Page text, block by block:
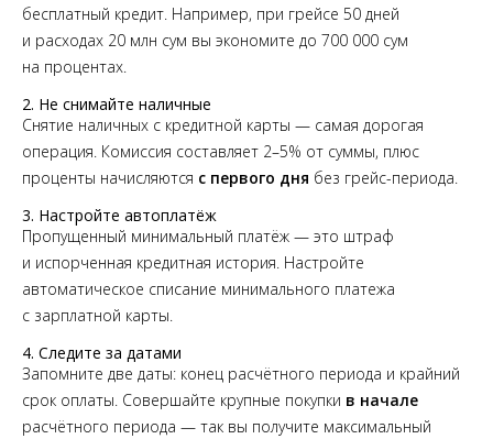
бесплатный кредит. Например, при грейсе 50 дней
и расходах 20 млн сум вы экономите до 700 000 сум
на процентах.
2. Не снимайте наличные
Снятие наличных с кредитной карты — самая дорогая
операция. Комиссия составляет 2–5% от суммы, плюс
проценты начисляются с первого дня без грейс-периода.
3. Настройте автоплатёж
Пропущенный минимальный платёж — это штраф
и испорченная кредитная история. Настройте
автоматическое списание минимального платежа
с зарплатной карты.
4. Следите за датами
Запомните две даты: конец расчётного периода и крайний
срок оплаты. Совершайте крупные покупки в начале
расчётного периода — так вы получите максимальный